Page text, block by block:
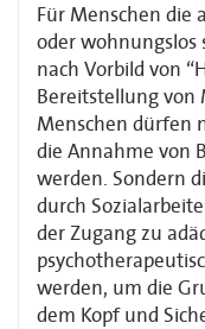
Für Menschen die
oder
nach Vorbild von
Bereitstellung von
Menschen dürfen
die Annahme von
werden. Sondern
durch
der Zugang zu
werden, um die
dem Kopf und